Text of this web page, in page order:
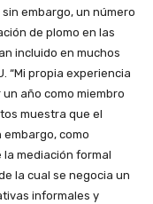
embargo, un número
de plomo en las
incluido en muchos
“Mi propia experiencia
año como miembro
muestra que el
como
la mediación formal
la cual se negocia un
informales y